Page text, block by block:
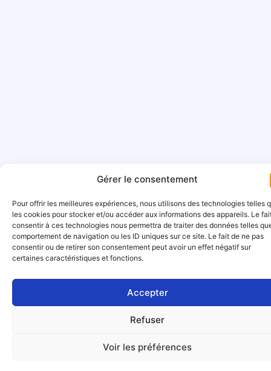
Gérer le consentement
Pour offrir les meilleures expériences, nous utilisons des technologies telles
les cookies pour stocker et/ou accéder aux informations des appareils. Le
consentir à ces technologies nous permettra de traiter des données telles
comportement de navigation ou les ID uniques sur ce site. Le fait de ne pas
consentir ou de retirer son consentement peut avoir un effet négatif sur
certaines caractéristiques et fonctions.
Accepter
Refuser
Voir les préférences